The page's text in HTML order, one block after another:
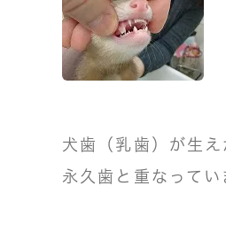
犬歯（乳歯）が生え
永久歯と重なってい